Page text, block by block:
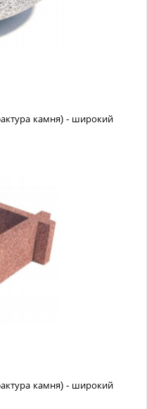
камня) - широкий
камня) - широкий